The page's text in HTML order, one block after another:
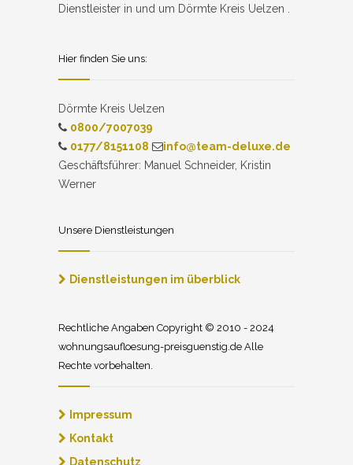
Dienstleister in und um Dörmte Kreis Uelzen .
Hier finden Sie uns:
Dörmte Kreis Uelzen
0800/7007039
0177/8151108
info@team-deluxe.de
Geschäftsführer: Manuel Schneider, Kristin
Werner
Unsere Dienstleistungen
Dienstleistungen im überblick
Rechtliche Angaben Copyright © 2010 - 2024
wohnungsaufloesung-preisguenstig.de Alle
Rechte vorbehalten.
Impressum
Kontakt
Datenschutz